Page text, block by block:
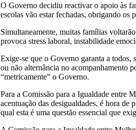
O Governo decidiu reactivar o apoio às
escolas vão estar fechadas, obrigando os
Simultaneamente, muitas famílias
provoca stress laboral, instabilidade
Exige-se que o Governo garanta a todos,
ou não alternância no acompanhamento
“metricamente” o Governo.
Para a Comissão para a Igualdade entre
acentuação das desigualdades, é hora de
qual esta é uma questão essencial que